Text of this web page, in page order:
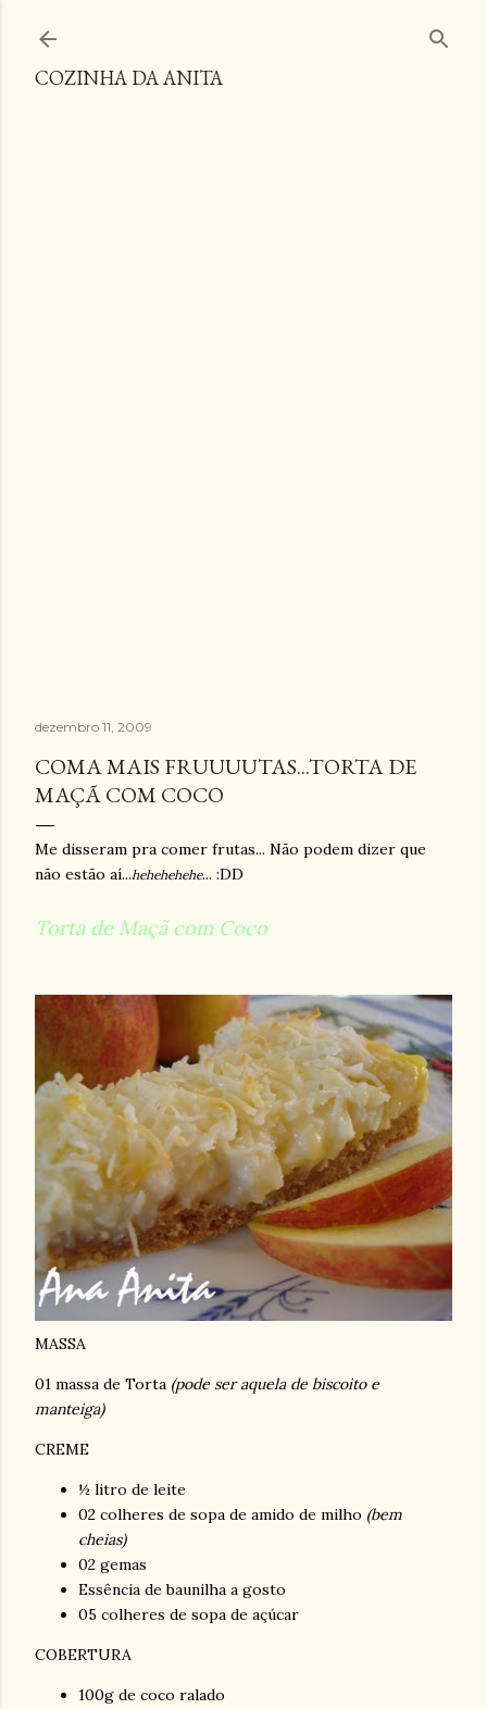
COZINHA DA ANITA
dezembro 11, 2009
COMA MAIS FRUUUUTAS...TORTA DE
MAÇÃ COM COCO
Me disseram pra comer frutas... Não podem dizer que
não estão aí...hehehehehe... :DD
Torta de Maçã com Coco
MASSA
01 massa de Torta (pode ser aquela de biscoito e
manteiga)
CREME
½ litro de leite
02 colheres de sopa de amido de milho (bem
cheias)
02 gemas
Essência de baunilha a gosto
05 colheres de sopa de açúcar
COBERTURA
100g de coco ralado